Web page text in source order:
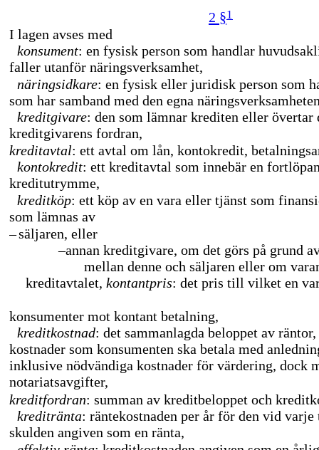
2 §1
I lagen avses med
konsument: en fysisk person som handlar
faller utanför näringsverksamhet,
näringsidkare: en fysisk eller juridisk person som
som har samband med den egna
kreditgivare: den som lämnar krediten eller övertar
kreditgivarens fordran,
kreditavtal: ett avtal om lån, kontokredit,
kontokredit: ett kreditavtal som innebär en
kreditutrymme,
kreditköp: ett köp av en vara eller tjänst som
som lämnas av
–säljaren, eller
–annan kreditgivare, om det görs på grund
mellan denne och säljaren eller om
kreditavtalet, kontantpris: det pris till vilket en
konsumenter mot kontant betalning,
kreditkostnad: det sammanlagda beloppet av
kostnader som konsumenten ska betala med
inklusive nödvändiga kostnader för värdering, dock
notariatsavgifter,
kreditfordran: summan av kreditbeloppet och
kreditränta: räntekostnaden per år för den vid
skulden angiven som en ränta,